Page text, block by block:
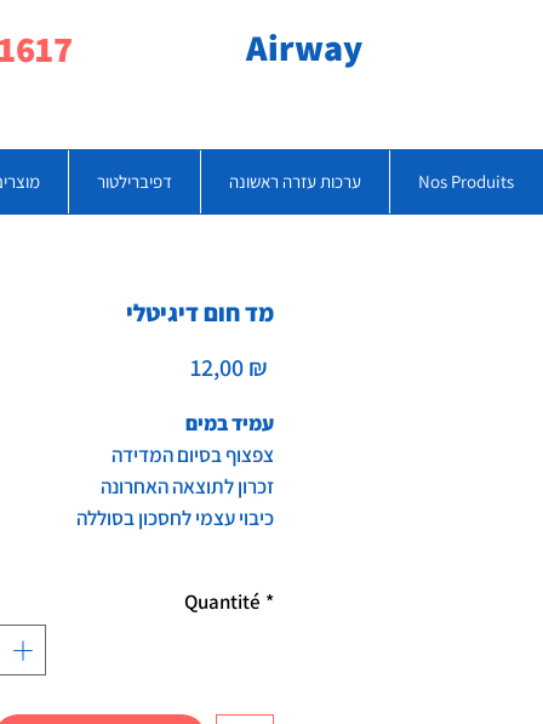
Airway
Nos Produits ערכות עזרה ראשונה דפיברילטור
מד חום דיגיטלי
12,00 ₪
עמיד במים
צפצוף בסיום המדידה
זכרון לתוצאה האחרונה
כיבוי עצמי לחסכון בסוללה
Quantité *